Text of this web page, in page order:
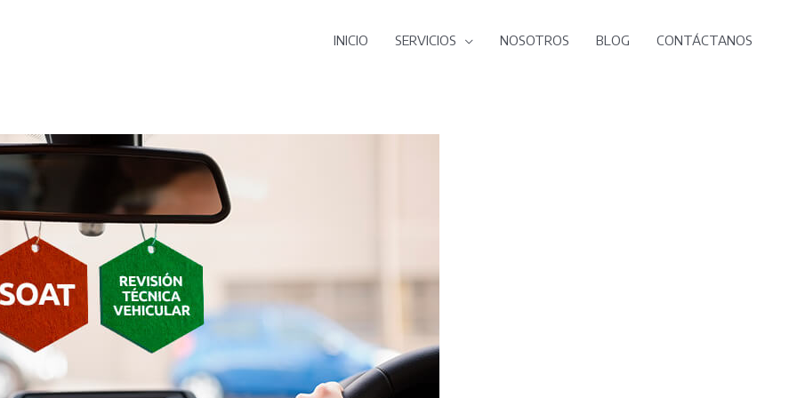
INICIO SERVICIOS NOSOTROS BLOG CONTÁCTANOS